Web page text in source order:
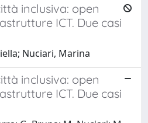
inclusiva: open
ICT. Due casi
Nuciari, Marina
inclusiva: open
ICT. Due casi